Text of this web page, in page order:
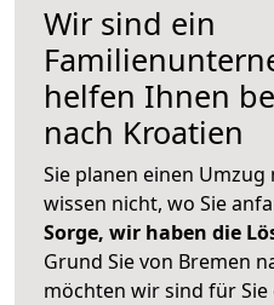
Wir sind ein
helfen Ihnen
nach Kroatien
Sie planen einen
wissen nicht, wo Sie
Sorge, wir haben die
Grund Sie von Bremen
möchten wir sind für Sie